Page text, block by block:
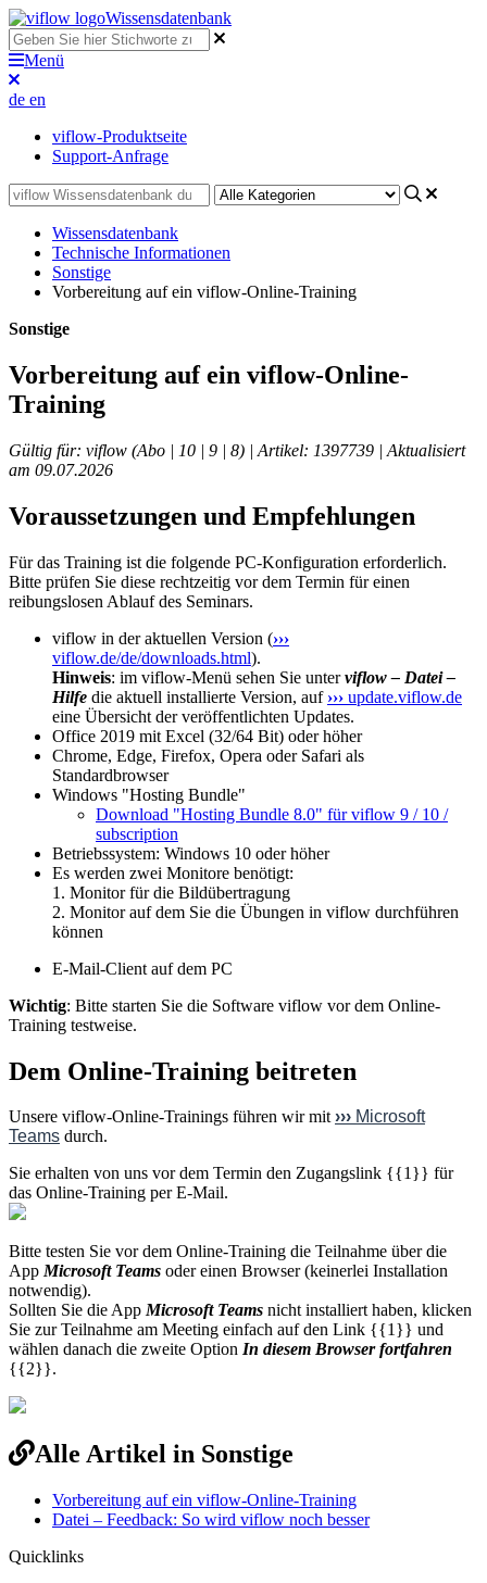
Wissensdatenbank
Menü
de en
viflow-Produktseite
Support-Anfrage
Wissensdatenbank
Technische Informationen
Sonstige
Vorbereitung auf ein viflow-Online-Training
Sonstige
Vorbereitung auf ein viflow-Online-
Training
Gültig für: viflow (Abo | 10 | 9 | 8) | Artikel: 1397739 | Aktualisiert
am 09.07.2026
Voraussetzungen und Empfehlungen
Für das Training ist die folgende PC-Konfiguration erforderlich.
Bitte prüfen Sie diese rechtzeitig vor dem Termin für einen
reibungslosen Ablauf des Seminars.
viflow in der aktuellen Version (›››
viflow.de/de/downloads.html).
Hinweis: im viflow-Menü sehen Sie unterviflow – Datei –
Hilfe die aktuell installierte Version, auf ››› update.viflow.de
eine Übersicht der veröffentlichten Updates.
Office 2019 mit Excel (32/64 Bit) oder höher
Chrome, Edge, Firefox, Opera oder Safari als
Standardbrowser
Windows "Hosting Bundle"
Download "Hosting Bundle 8.0" für viflow 9 / 10 /
subscription
Betriebssystem: Windows 10 oder höher
Es werden zwei Monitore benötigt:
1. Monitor für die Bildübertragung
2. Monitor auf dem Sie die Übungen in viflow durchführen
können
E-Mail-Client auf dem PC
Wichtig: Bitte starten Sie die Software viflow vor dem Online-
Training testweise.
Dem Online-Training beitreten
Unsere viflow-Online-Trainings führen wir mit››› Microsoft
Teams durch.
Sie erhalten von uns vor dem Termin den Zugangslink {{1}} für
das Online-Training per E-Mail.
Bitte testen Sie vor dem Online-Training die Teilnahme über die
AppMicrosoft Teams oder einen Browser (keinerlei Installation
notwendig).
Sollten Sie die AppMicrosoft Teams nicht installiert haben, klicken
Sie zur Teilnahme am Meeting einfach auf den Link {{1}} und
wählen danach die zweite Option In diesem Browser fortfahren
{{2}}.
Alle Artikel in Sonstige
Vorbereitung auf ein viflow-Online-Training
Datei – Feedback: So wird viflow noch besser
Quicklinks